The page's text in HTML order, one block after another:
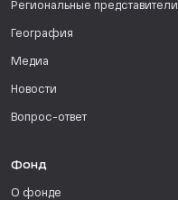
Региональные представители
География
Медиа
Новости
Вопрос-ответ
Фонд
О фонде